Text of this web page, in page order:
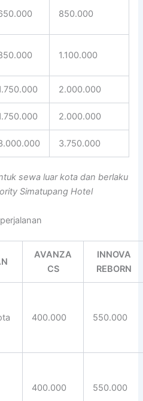
850.000
1.100.000
2.000.000
2.000.000
3.750.000
sewa luar kota dan berlaku
Simatupang Hotel
AVANZA
CS
INNOVA
REBORN
400.000 550.000
400.000 550.000